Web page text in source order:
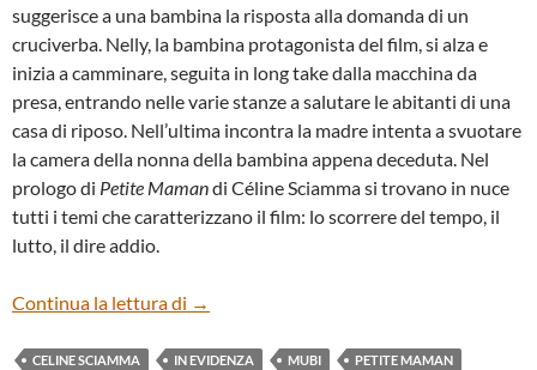
suggerisce a una bambina la risposta alla domanda di un
cruciverba. Nelly, la bambina protagonista del film, si alza e
inizia a camminare, seguita in long take dalla macchina da
presa, entrando nelle varie stanze a salutare le abitanti di una
casa di riposo. Nell’ultima incontra la madre intenta a svuotare
la camera della nonna della bambina appena deceduta. Nel
prologo di Petite Mamandi Céline Sciamma si trovano in nuce
tutti i temi che caratterizzano il film: lo scorrere del tempo, il
lutto, il dire addio.
Continua la lettura di “PETITE MAMAN” DI CéLINE SCIAMMA
→
CELINE SCIAMMA IN EVIDENZA MUBI PETITE MAMAN